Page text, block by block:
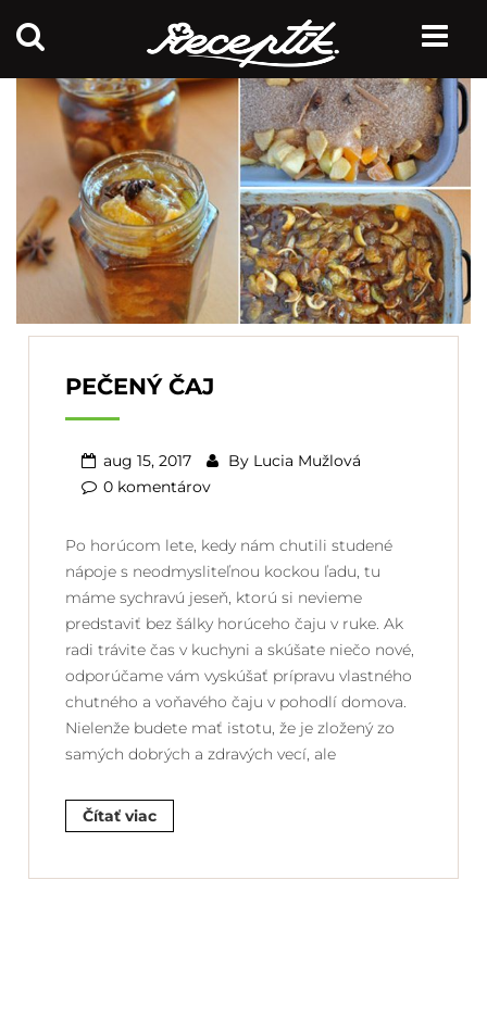
PEČENÝ ČAJ
aug 15, 2017 By Lucia Mužlová
0 komentárov
Po horúcom lete, kedy nám chutili studené
nápoje s neodmysliteľnou kockou ľadu, tu
máme sychravú jeseň, ktorú si nevieme
predstaviť bez šálky horúceho čaju v ruke. Ak
radi trávite čas v kuchyni a skúšate niečo nové,
odporúčame vám vyskúšať prípravu vlastného
chutného a voňavého čaju v pohodlí domova.
Nielenže budete mať istotu, že je zložený zo
samých dobrých a zdravých vecí, ale
Čítať viac